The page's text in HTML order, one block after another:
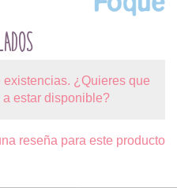
existencias. ¿Quieres que
estar disponible?
reseña para este producto